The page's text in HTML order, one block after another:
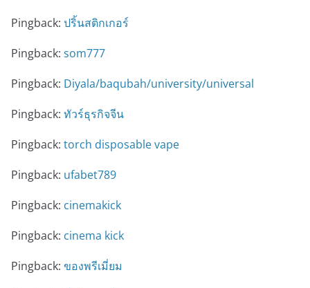
Pingback: ปริ้นสติกเกอร์
Pingback: som777
Pingback: Diyala/baqubah/university/universal
Pingback: ทัวร์ธุรกิจจีน
Pingback: torch disposable vape
Pingback: ufabet789
Pingback: cinemakick
Pingback: cinema kick
Pingback: ของพรีเมี่ยม